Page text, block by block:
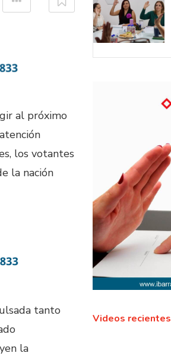
al próximo
los votantes
la nación
tanto
la
Videos recientes